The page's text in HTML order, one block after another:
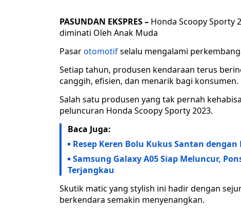
PASUNDAN EKSPRES – Honda Scoopy Sporty
diminati Oleh Anak Muda
Pasarotomotifselalu mengalami
Setiap tahun, produsen kendaraan terus
canggih, efisien, dan menarik bagi konsumen.
Salah satu produsen yang tak pernah
peluncuran Honda Scoopy Sporty 2023.
Baca Juga:
Resep Keren Bolu Kukus Santan
Samsung Galaxy A05 Siap Meluncur,
Terjangkau
Skutik matic yang stylish ini hadir dengan
berkendara semakin menyenangkan.